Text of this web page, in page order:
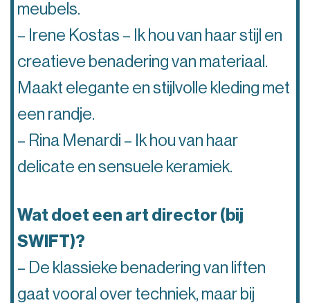
meubels.
– Irene Kostas – Ik hou van haar stijl en
creatieve benadering van materiaal.
Maakt elegante en stijlvolle kleding met
een randje.
– Rina Menardi – Ik hou van haar
delicate en sensuele keramiek.
Wat doet een art director (bij
SWIFT)?
– De klassieke benadering van liften
gaat vooral over techniek, maar bij